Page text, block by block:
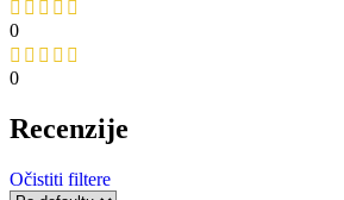
0
0
Recenzije
Očistiti filtere